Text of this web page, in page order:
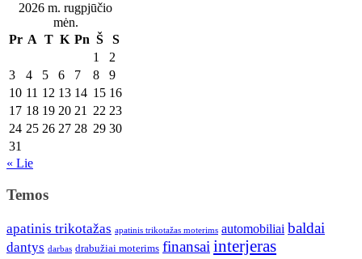
2026 m. rugpjūčio
mėn.
Pr A T K Pn Š
S
1
2
3
4 5 6 7 8
9
10 11 12 13 14 15 16
17 18 19 20 21 22 23
24 25 26 27 28 29 30
31
« Lie
Temos
apatinis trikotažas apatinis trikotažas moterims automobiliai baldai
dantys darbas drabužiai moterims finansai interjeras